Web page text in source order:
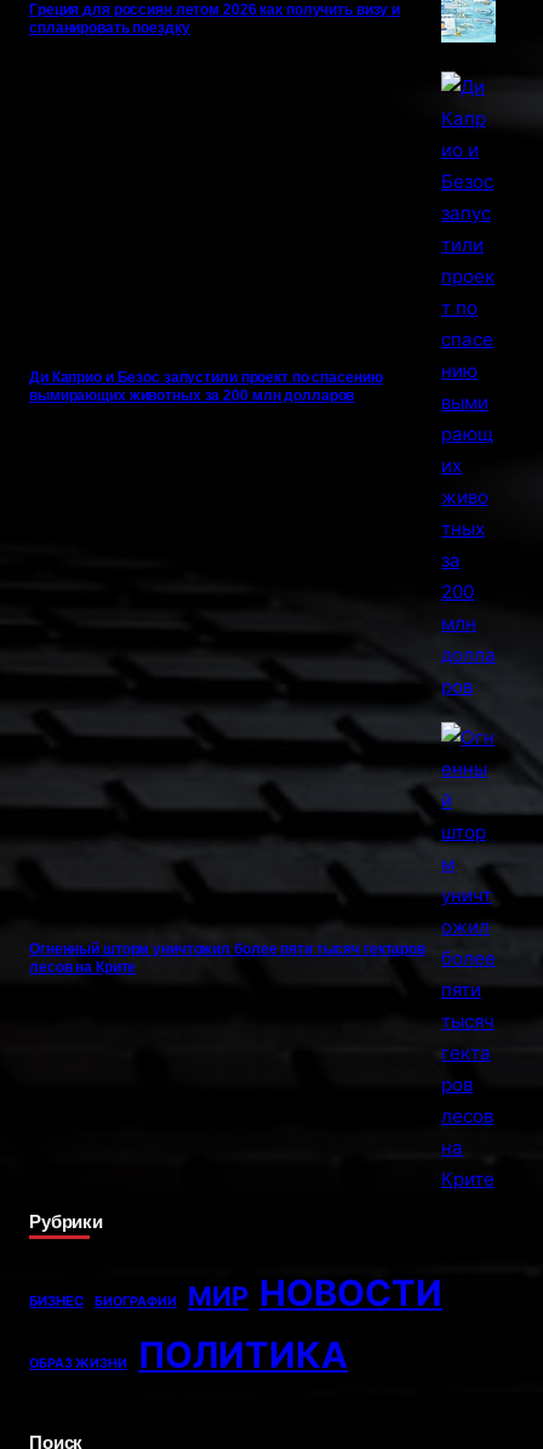
Греция для россиян летом 2026 как получить визу и
спланировать поездку
Ди Каприо и Безос запустили проект по спасению
вымирающих животных за 200 млн долларов
Огненный шторм уничтожил более пяти тысяч гектаров
лесов на Крите
Рубрики
БИЗНЕС БИОГРАФИИ МИР НОВОСТИ
ОБРАЗ ЖИЗНИ ПОЛИТИКА
Поиск